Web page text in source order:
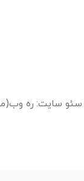
سئو سایت: ره وب